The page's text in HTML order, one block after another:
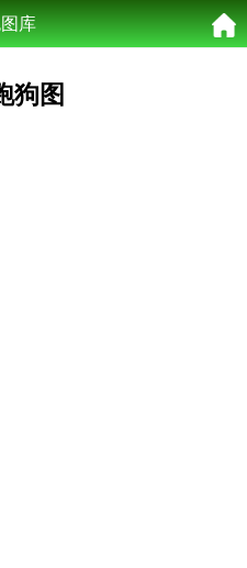
库
狗图